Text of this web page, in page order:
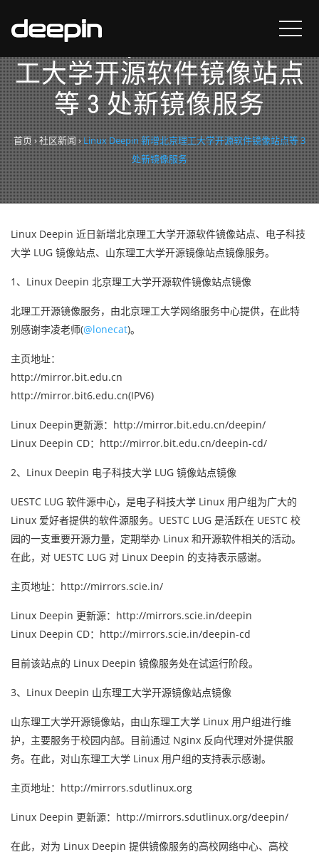
Linux Deepin 新增北京理
工大学开源软件镜像站点
等 3 处新镜像服务
首页›社区新闻› Linux Deepin 新增北京理工大学开源软件镜像站点等 3
处新镜像服务
Linux Deepin 近日新增北京理工大学开源软件镜像站点、电子科技
大学 LUG 镜像站点、山东理工大学开源镜像站点镜像服务。
1、Linux Deepin 北京理工大学开源软件镜像站点镜像
北理工开源镜像服务，由北京理工大学网络服务中心提供，在此特
别感谢李凌老师(@lonecat)。
主页地址：
http://mirror.bit.edu.cn
http://mirror.bit6.edu.cn(IPV6)
Linux Deepin更新源：http://mirror.bit.edu.cn/deepin/
Linux Deepin CD：http://mirror.bit.edu.cn/deepin-cd/
2、Linux Deepin 电子科技大学 LUG 镜像站点镜像
UESTC LUG 软件源中心，是电子科技大学 Linux 用户组为广大的
Linux 爱好者提供的软件源服务。UESTC LUG 是活跃在 UESTC 校
园的一支重要开源力量，定期举办 Linux 和开源软件相关的活动。
在此，对 UESTC LUG 对 Linux Deepin 的支持表示感谢。
主页地址：http://mirrors.scie.in/
Linux Deepin 更新源：http://mirrors.scie.in/deepin
Linux Deepin CD：http://mirrors.scie.in/deepin-cd
目前该站点的 Linux Deepin 镜像服务处在试运行阶段。
3、Linux Deepin 山东理工大学开源镜像站点镜像
山东理工大学开源镜像站，由山东理工大学 Linux 用户组进行维
护，主要服务于校园内部。目前通过 Nginx 反向代理对外提供服
务。在此，对山东理工大学 Linux 用户组的支持表示感谢。
主页地址：http://mirrors.sdutlinux.org
Linux Deepin 更新源：http://mirrors.sdutlinux.org/deepin/
在此，对为 Linux Deepin 提供镜像服务的高校网络中心、高校